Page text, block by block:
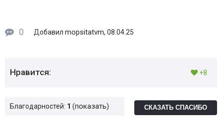
0 Добавил mopsitatvm, 08.04.25
Нравится: +8
Благодарностей: 1 показать СКАЗАТЬ СПАСИБО